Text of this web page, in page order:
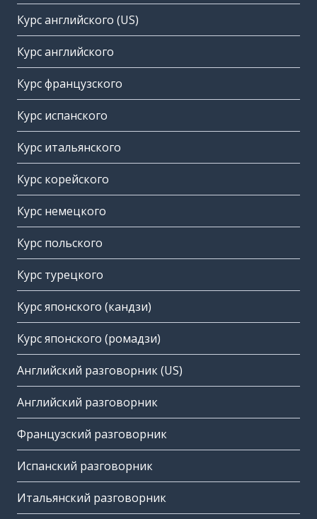
Курс английского (US)
Курс английского
Курс французского
Курс испанского
Курс итальянского
Курс корейского
Курс немецкого
Курс польского
Курс турецкого
Курс японского (кандзи)
Курс японского (ромадзи)
Английский разговорник (US)
Английский разговорник
Французский разговорник
Испанский разговорник
Итальянский разговорник